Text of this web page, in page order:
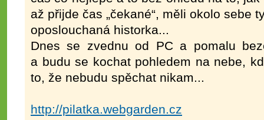
až přijde čas „čekané“, měli okolo sebe
oposlouchaná historka...
Dnes se zvednu od PC a pomalu
a budu se kochat pohledem na nebe,
to, že nebudu spěchat nikam...
http://pilatka.webgarden.cz